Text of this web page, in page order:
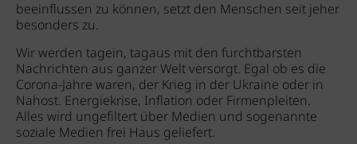
beeinflussen zu können, setzt den Menschen seit jeher
besonders zu.
Wir werden tagein, tagaus mit den furchtbarsten
Nachrichten aus ganzer Welt versorgt. Egal ob es die
Corona-Jahre waren, der Krieg in der Ukraine oder in
Nahost. Energiekrise, Inflation oder Firmenpleiten.
Alles wird ungefiltert über Medien und sogenannte
soziale Medien frei Haus geliefert.